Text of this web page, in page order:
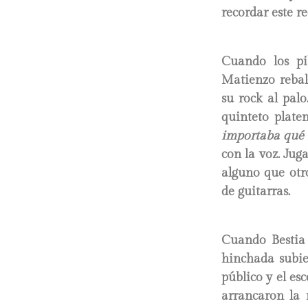
recordar este
Cuando los
Matienzo
su rock al
quinteto
importaba
con la voz.
alguno que
de guitarras.
Cuando
hinchada
público y el
arrancaron la